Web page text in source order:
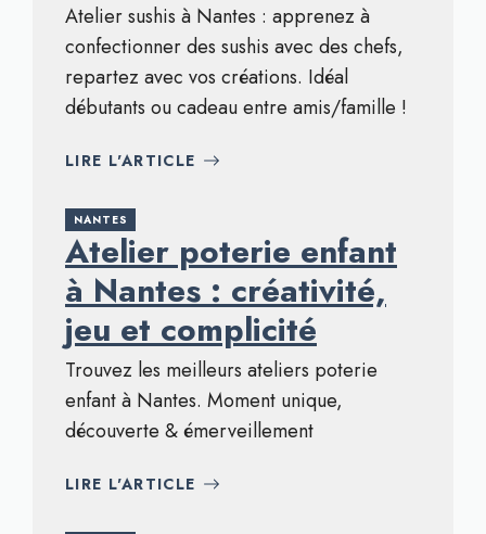
Atelier sushis à Nantes : apprenez à
confectionner des sushis avec des chefs,
repartez avec vos créations. Idéal
débutants ou cadeau entre amis/famille !
LIRE L'ARTICLE
NANTES
Atelier poterie enfant
à Nantes : créativité,
jeu et complicité
Trouvez les meilleurs ateliers poterie
enfant à Nantes. Moment unique,
découverte & émerveillement
LIRE L'ARTICLE